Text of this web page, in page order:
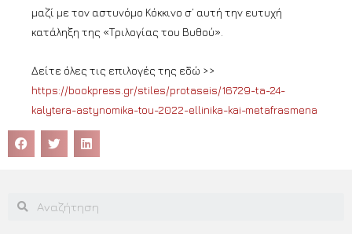
μαζί με τον αστυνόμο Κόκκινο σ’ αυτή την ευτυχή
κατάληξη της «Τριλογίας του Βυθού».
Δείτε όλες τις επιλογές της εδώ >>
https://bookpress.gr/stiles/protaseis/16729-ta-24-
kalytera-astynomika-tou-2022-ellinika-kai-metafrasmena